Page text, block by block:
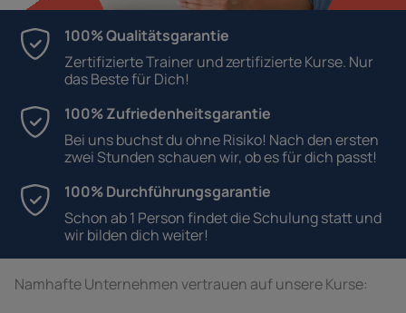
100% Qualitätsgarantie
Zertifizierte Trainer und zertifizierte Kurse. Nur
das Beste für Dich!
100% Zufriedenheitsgarantie
Bei uns buchst du ohne Risiko! Nach den ersten
zwei Stunden schauen wir, ob es für dich passt!
100% Durchführungsgarantie
Schon ab 1 Person findet die Schulung statt und
wir bilden dich weiter!
Namhafte Unternehmen vertrauen auf unsere Kurse: